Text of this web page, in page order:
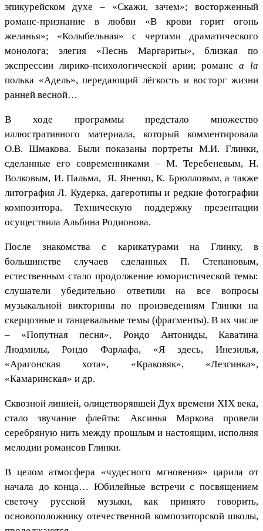
эпикурейском духе – «Скажи, зачем»; восторженный
романс-признание в любви «В крови горит огонь
желанья»; «Колыбельная» с чертами драматического
монолога; элегия «Песнь Маргариты», близкая по
экспрессии лирико-психологической арии; романсa
la
полька «Адель», передающий лёгкость и восторг жизни
ранней весной…
В ходе программы предстало множество
иллюстративного материала, который комментировала
О.В. Шмакова. Были показаны портреты М.И. Глинки,
сделанные его современниками – М. Теребеневым, Н.
Волковым, И. Пальма, Я. Яненко, К. Брюлловым, а также
литография Л. Кудерка, дагеротипы и редкие фотографии
композитора. Техническую поддержку презентации
осуществила Альбина Родионова.
После знакомства с карикатурами на Глинку, в
большинстве случаев сделанных П. Степановым,
естественным стало продолжение юмористической темы:
слушатели убедительно ответили на все вопросы
музыкальной викторины по произведениям Глинки на
скерцозные и танцевальные темы (фрагменты). В их числе
– «Попутная песня», Рондо Антониды, Каватина
Людмилы, Рондо Фарлафа, «Я здесь, Инезилья,
«Арагонская хота», «Краковяк», «Лезгинка»,
«Камаринская» и др.
Сквозной линией, олицетворявшей Дух времени XIX века,
стало звучание флейты: Аксинья Маркова провели
серебряную нить между прошлым и настоящим, исполняя
мелодии романсов Глинки.
В целом атмосфера «чудесного мгновения» царила от
начала до конца… Юбилейные встречи с посвящением
светочу русской музыки, как принято говорить,
основоположнику отечественной композиторской школы,